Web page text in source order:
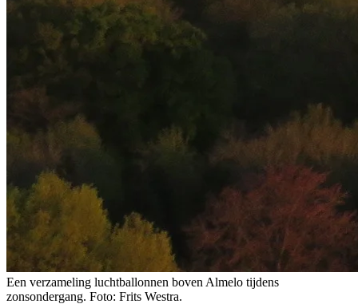
Een verzameling luchtballonnen boven Almelo tijdens
zonsondergang. Foto: Frits Westra.